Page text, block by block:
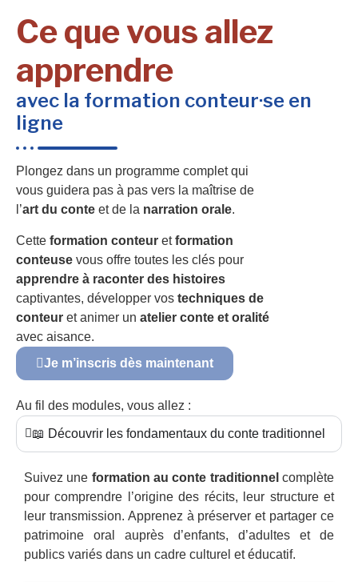
Ce que vous allez
apprendre
avec la formation conteur·se en
ligne
Plongez dans un programme complet qui
vous guidera pas à pas vers la maîtrise de
l’art du conte et de la narration orale.
Cette formation conteur etformation
conteuse vous offre toutes les clés pour
apprendre à raconter des histoires
captivantes, développer vos techniques de
conteur et animer un atelier conte et oralité
avec aisance.
Je m’inscris dès maintenant
Au fil des modules, vous allez :
📖 Découvrir les fondamentaux du conte traditionnel
Suivez une formation au conte traditionnel complète
pour comprendre l’origine des récits, leur structure et
leur transmission. Apprenez à préserver et partager ce
patrimoine oral auprès d’enfants, d’adultes et de
publics variés dans un cadre culturel et éducatif.